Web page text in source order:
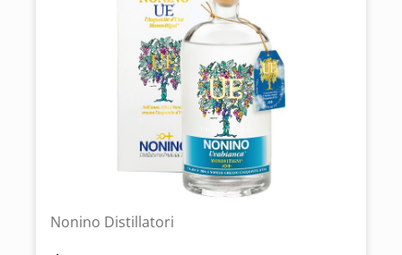
Nonino Distillatori